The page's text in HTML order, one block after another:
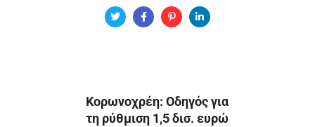
Κορωνοχρέη: Οδηγός για
τη ρύθμιση 1,5 δισ. ευρώ